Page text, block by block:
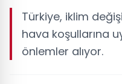
Türkiye, iklim
hava koşullarına
önlemler alıyor.